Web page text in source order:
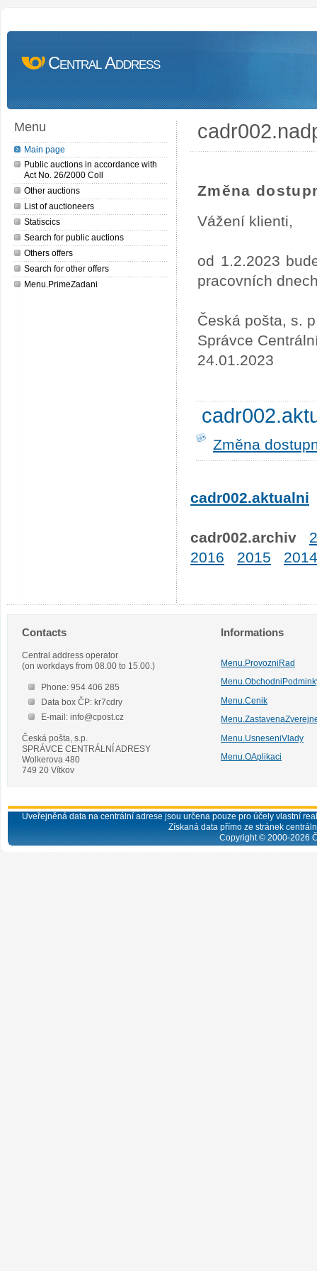
Central Address
Menu
Main page
Public auctions in accordance with
Act No. 26/2000 Coll
Other auctions
List of auctioneers
Statiscics
Search for public auctions
Others offers
Search for other offers
Menu.PrimeZadani
Změna
Vážení klienti,
od 1.2.2023
pracovních
Česká pošta, s.
Správce
24.01.2023
Změna
cadr002.aktualni
cadr002.archiv
2016
2015 2014
Contacts
Central address operator
(on workdays from 08.00 to 15.00.)
Phone: 954 406 285
Data box ČP: kr7cdry
E-mail: info@cpost.cz
Česká pošta, s.p.
SPRÁVCE CENTRÁLNÍ ADRESY
Wolkerova 480
749 20 Vítkov
Informations
Menu.ProvozniRad
Menu.Cenik
Menu.UsneseniVlady
Menu.OAplikaci
Uveřejněná data na centrální adrese jsou určena pouze pro účely vlastní
Získaná data přímo ze stránek
Copyright © 2000-2026